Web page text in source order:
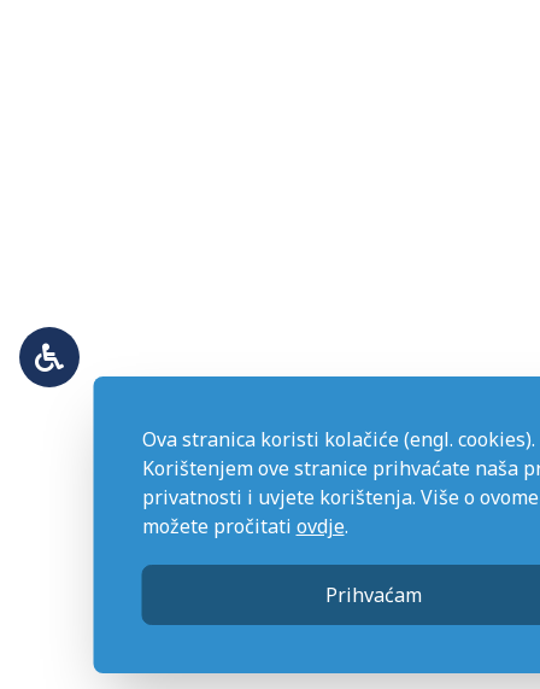
Ova stranica koristi kolačiće (engl. cookies).
Korištenjem ove stranice prihvaćate naša
privatnosti i uvjete korištenja. Više o ovome
možete pročitati ovdje.
Prihvaćam